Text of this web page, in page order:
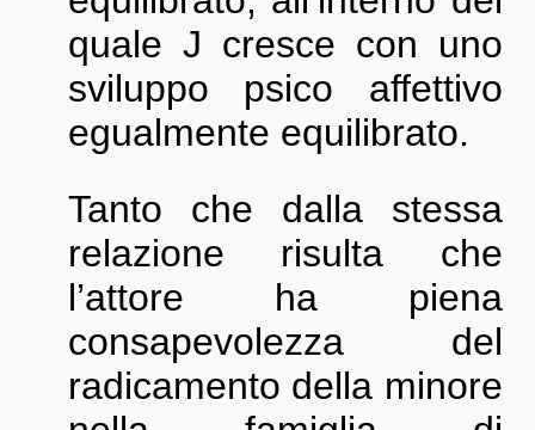
quale J cresce con uno
sviluppo psico affettivo
egualmente equilibrato.
Tanto che dalla stessa
relazione risulta che
l’attore ha piena
consapevolezza del
radicamento della minore